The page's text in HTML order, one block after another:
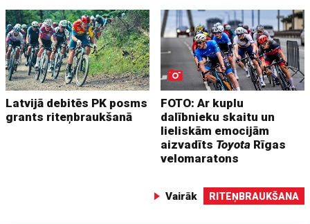
Latvijā debitēs PK posms
grants riteņbraukšanā
FOTO: Ar kuplu
dalībnieku skaitu un
lieliskām emocijām
aizvadīts Toyota Rīgas
velomaratons
Vairāk RITEŅBRAUKŠANA